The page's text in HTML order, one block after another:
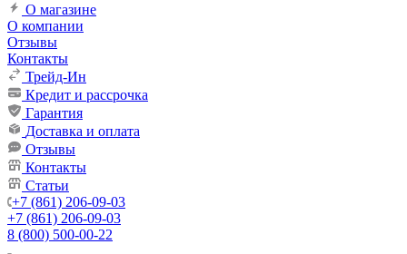
О магазине
О компании
Отзывы
Контакты
Трейд-Ин
Кредит и рассрочка
Гарантия
Доставка и оплата
Отзывы
Контакты
Статьи
+7 (861) 206-09-03
+7 (861) 206-09-03
8 (800) 500-00-22